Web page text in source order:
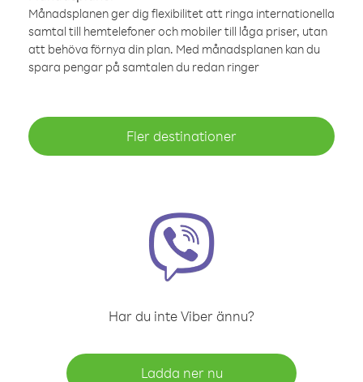
Månadsplanen ger dig flexibilitet att ringa internationella
samtal till hemtelefoner och mobiler till låga priser, utan
att behöva förnya din plan. Med månadsplanen kan du
spara pengar på samtalen du redan ringer
Fler destinationer
Har du inte Viber ännu?
Ladda ner nu